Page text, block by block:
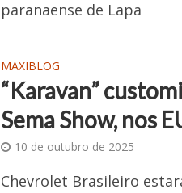
paranaense de Lapa
MAXIBLOG
“Karavan”
Sema Show, nos
10 de outubro de 2025
Chevrolet Brasileiro